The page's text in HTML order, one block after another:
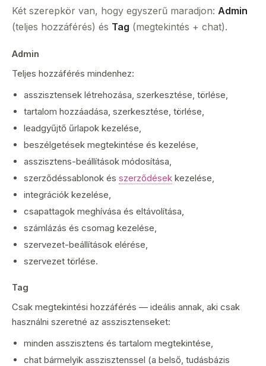
Két szerepkör van, hogy egyszerű maradjon: Admin
(teljes hozzáférés) és Tag (megtekintés + chat).
Admin
Teljes hozzáférés mindenhez:
asszisztensek létrehozása, szerkesztése, törlése,
tartalom hozzáadása, szerkesztése, törlése,
leadgyűjtő űrlapok kezelése,
beszélgetések megtekintése és kezelése,
asszisztens-beállítások módosítása,
szerződéssablonok és szerződések kezelése,
integrációk kezelése,
csapattagok meghívása és eltávolítása,
számlázás és csomag kezelése,
szervezet-beállítások elérése,
szervezet törlése.
Tag
Csak megtekintési hozzáférés — ideális annak, aki csak
használni szeretné az asszisztenseket:
minden asszisztens és tartalom megtekintése,
chat bármelyik asszisztenssel (a belső, tudásbázis